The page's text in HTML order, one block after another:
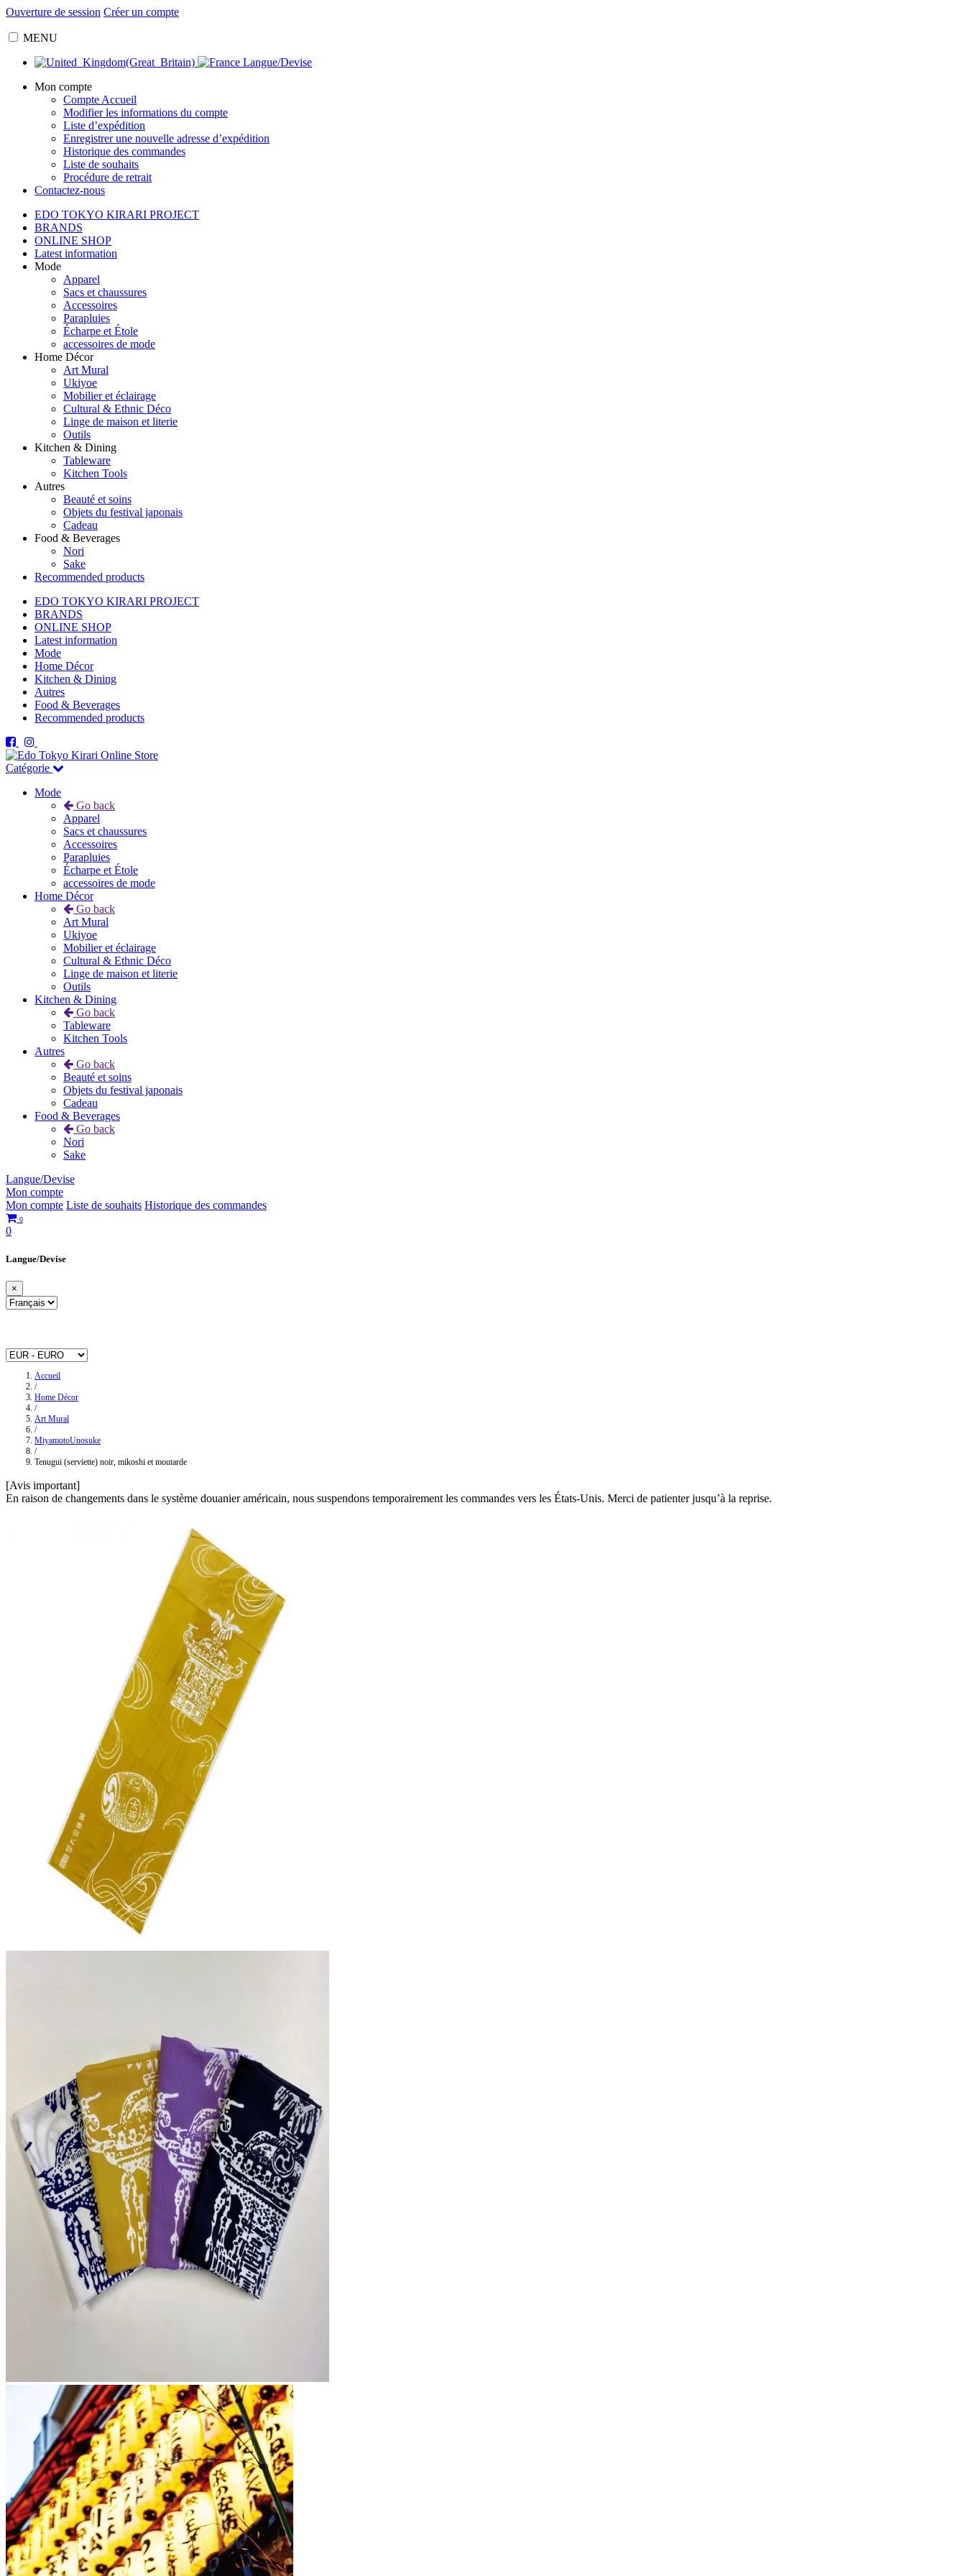
Ouverture de session Créer un compte
MENU
Langue/Devise
Mon compte
Compte Accueil
Modifier les informations du compte
Liste d’expédition
Enregistrer une nouvelle adresse d’expédition
Historique des commandes
Liste de souhaits
Procédure de retrait
Contactez-nous
EDO TOKYO KIRARI PROJECT
BRANDS
ONLINE SHOP
Latest information
Mode
Apparel
Sacs et chaussures
Accessoires
Parapluies
Écharpe et Étole
accessoires de mode
Home Décor
Art Mural
Ukiyoe
Mobilier et éclairage
Cultural & Ethnic Déco
Linge de maison et literie
Outils
Kitchen & Dining
Tableware
Kitchen Tools
Autres
Beauté et soins
Objets du festival japonais
Cadeau
Food & Beverages
Nori
Sake
Recommended products
EDO TOKYO KIRARI PROJECT
BRANDS
ONLINE SHOP
Latest information
Mode
Home Décor
Kitchen & Dining
Autres
Food & Beverages
Recommended products
Catégorie
Mode
Go back
Apparel
Sacs et chaussures
Accessoires
Parapluies
Écharpe et Étole
accessoires de mode
Home Décor
Go back
Art Mural
Ukiyoe
Mobilier et éclairage
Cultural & Ethnic Déco
Linge de maison et literie
Outils
Kitchen & Dining
Go back
Tableware
Kitchen Tools
Autres
Go back
Beauté et soins
Objets du festival japonais
Cadeau
Food & Beverages
Go back
Nori
Sake
Langue/Devise
Mon compte
Mon compte Liste de souhaits Historique des commandes
0
0
Langue/Devise
×
Accueil
/
Home Décor
/
Art Mural
/
MiyamotoUnosuke
/
Tenugui (serviette) noir, mikoshi et moutarde
[Avis important]
En raison de changements dans le système douanier américain, nous suspendons temporairement les commandes vers les États-Unis. Merci de patienter jusqu’à la reprise.